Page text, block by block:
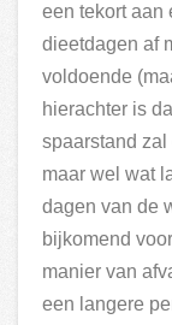
een tekort aan
dieetdagen af
voldoende
hierachter is
spaarstand
maar wel wat
dagen van de
bijkomend
manier van
een langere